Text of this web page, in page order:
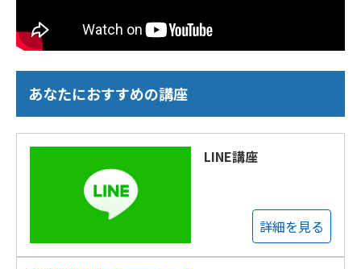
あなたにおすすめの講座
LINE講座
詳細を見る